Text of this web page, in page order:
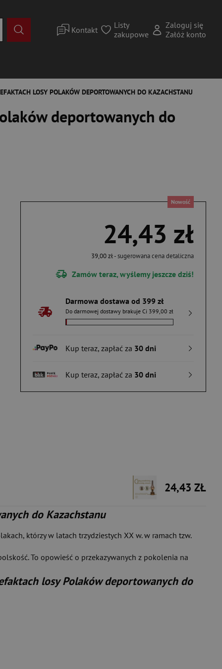
Kontakt
Listy
zakupowe
Zaloguj się
Załóż konto
LOSY POLAKÓW DEPORTOWANYCH DO KAZACHSTANU
deportowanych do
Nowość
24,43 zł
39,00 zł- sugerowana cena detaliczna
Zamów teraz, wyślemy jeszcze dziś!
Darmowa dostawa od 399 zł
Do darmowej dostawy brakuje Ci 399,00 zł
Kup teraz, zapłać za 30 dni
Kup teraz, zapłać za 30 dni
24,43 ZŁ
do Kazachstanu
którzy w latach trzydziestych XX w. w ramach tzw.
To opowieść o przekazywanych z pokolenia na
losy Polaków deportowanych do